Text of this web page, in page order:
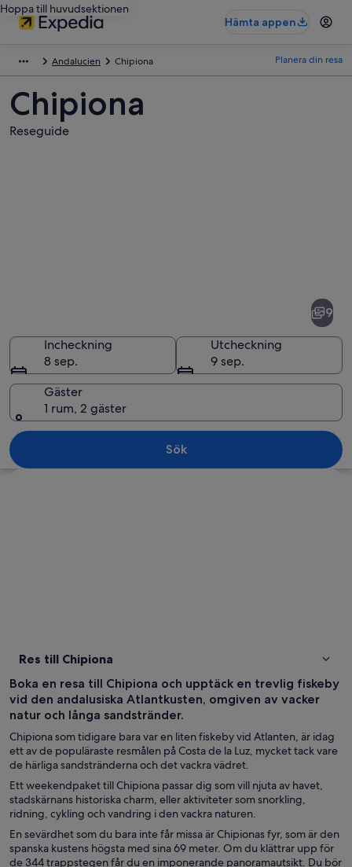
Hoppa till huvudsektionen
Hämta appen
Andalucien Chipiona Planera din resa
Chipiona
Reseguide
Ett kustlandskap med en
9
Incheckning
8 sep.
Utcheckning
9 sep.
Gäster
1 rum, 2 gäster
Sök
Res till Chipiona
Boka en resa till Chipiona och upptäck en trevlig fiskeby
vid den andalusiska Atlantkusten, omgiven av vacker
natur och långa sandstränder.
Chipiona som tidigare bara var en liten fiskeby vid Atlanten, är idag
ett av de populäraste resmålen på Costa de la Luz, mycket tack vare
de härliga sandstränderna och det vackra vädret.
Ett weekendpaket till Chipiona passar dig som vill njuta av havet,
stadskärnans historiska charm, eller aktiviteter som snorkling,
ridning, cykling och vandring i den vackra naturen.
En sevärdhet som du bara inte får missa är Chipionas fyr, som är den
spanska kustens högsta med sina 69 meter. Om du klättrar upp för
de 344 trappstegen får du en imponerande panoramautsikt. Du bör